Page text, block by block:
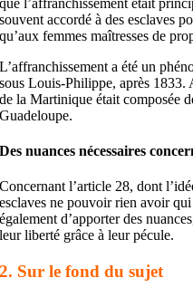
souvent accordé à des esclaves
qu’aux femmes maîtresses de
L’affranchissement a été un
sous Louis-Philippe, après
de la Martinique était composée
Guadeloupe.
Des nuances nécessaires
Concernant l’article 28, dont
esclaves ne pouvoir rien avoir
également d’apporter des
leur liberté grâce à leur pécule.
2. Sur le fond du sujet